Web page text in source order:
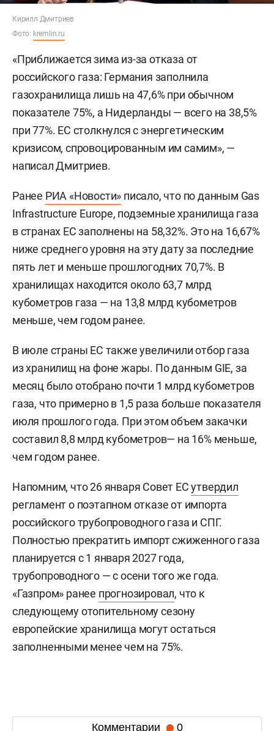
Кирилл Дмитриев
Фото: kremlin.ru
«Приближается зима из-за отказа от
российского газа: Германия заполнила
газохранилища лишь на 47,6% при обычном
показателе 75%, а Нидерланды — всего на 38,5%
при 77%. ЕС столкнулся с энергетическим
кризисом, спровоцированным им самим», —
написал Дмитриев.
Ранее РИА «Новости» писало, что по данным Gas
Infrastructure Europe, подземные хранилища газа
в странах ЕС заполнены на 58,32%. Это на 16,67%
ниже среднего уровня на эту дату за последние
пять лет и меньше прошлогодних 70,7%. В
хранилищах находится около 63,7 млрд
кубометров газа — на 13,8 млрд кубометров
меньше, чем годом ранее.
В июле страны ЕС также увеличили отбор газа
из хранилищ на фоне жары. По данным GIE, за
месяц было отобрано почти 1 млрд кубометров
газа, что примерно в 1,5 раза больше показателя
июля прошлого года. При этом объем закачки
составил 8,8 млрд кубометров— на 16% меньше,
чем годом ранее.
Напомним, что 26 января Совет ЕСутвердил
регламент о поэтапном отказе от импорта
российского трубопроводного газа и СПГ.
Полностью прекратить импорт сжиженного газа
планируется с 1 января 2027 года,
трубопроводного — с осени того же года.
«Газпром» ранее прогнозировал, что к
следующему отопительному сезону
европейские хранилища могут остаться
заполненными менее чем на 75%.
Комментарии 0